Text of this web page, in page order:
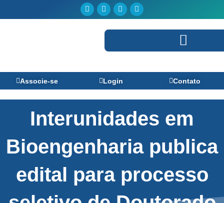
para
Facebook
LinkedinYoutubeInstagram
Associe-se Login Contato
Interunidades em
Bioengenharia publica
edital para processo